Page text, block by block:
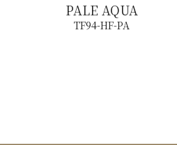
PALE AQUA
TF94-HF-PA